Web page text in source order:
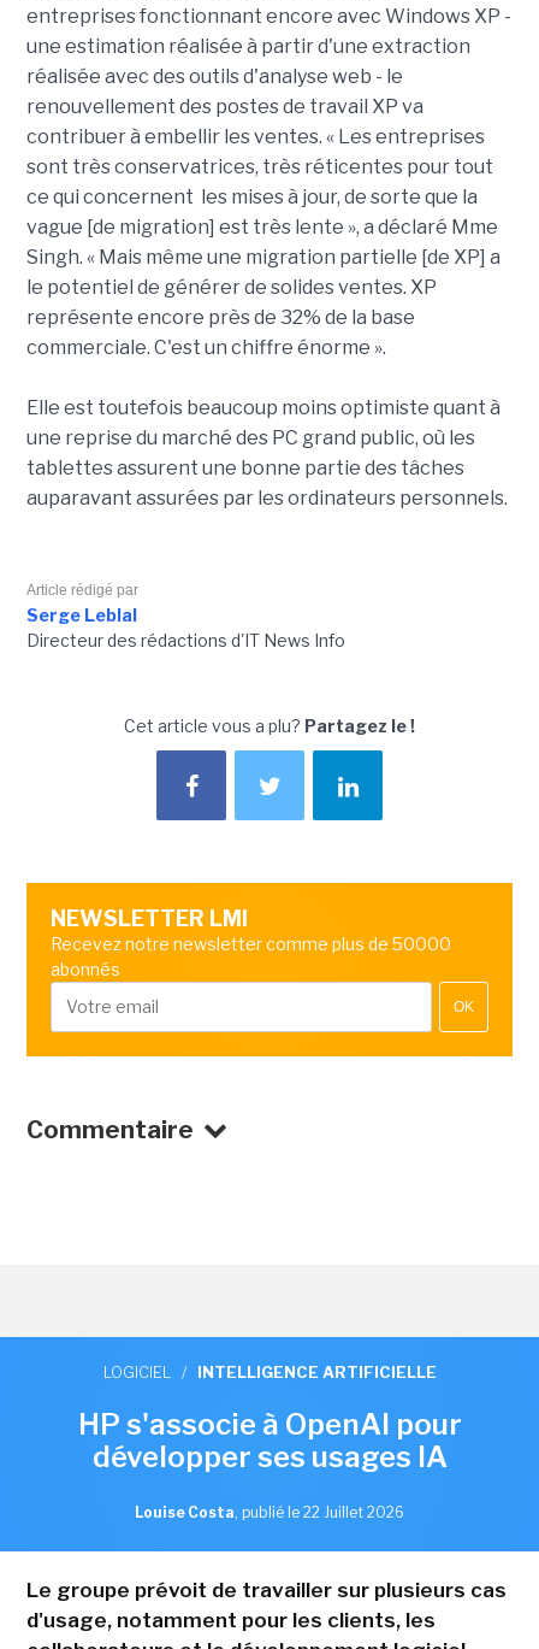
entreprises fonctionnant encore avec Windows XP -
une estimation réalisée à partir d'une extraction
réalisée avec des outils d'analyse web - le
renouvellement des postes de travail XP va
contribuer à embellir les ventes. « Les entreprises
sont très conservatrices, très réticentes pour tout
ce qui concernent les mises à jour, de sorte que la
vague [de migration] est très lente », a déclaré Mme
Singh. « Mais même une migration partielle [de XP] a
le potentiel de générer de solides ventes. XP
représente encore près de 32% de la base
commerciale. C'est un chiffre énorme ».
Elle est toutefois beaucoup moins optimiste quant à
une reprise du marché des PC grand public, où les
tablettes assurent une bonne partie des tâches
auparavant assurées par les ordinateurs personnels.
Article rédigé par
Serge Leblal
Directeur des rédactions d'IT News Info
Cet article vous a plu? Partagez le !
NEWSLETTER LMI
Recevez notre newsletter comme plus de 50000
abonnés
OK
Commentaire
LOGICIEL / INTELLIGENCE ARTIFICIELLE
HP s'associe à OpenAI pour
développer ses usages IA
Louise Costa, publié le 22 Juillet 2026
Le groupe prévoit de travailler sur plusieurs cas
d'usage, notamment pour les clients, les